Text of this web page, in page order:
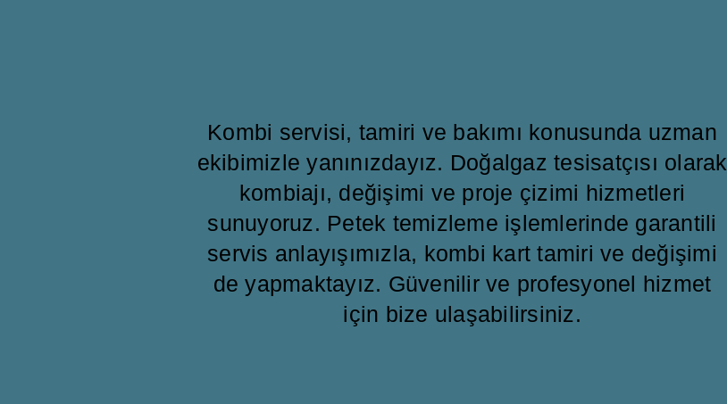
Kombi servisi, tamiri ve bakımı konusunda uzman
ekibimizle yanınızdayız. Doğalgaz tesisatçısı olarak
kombiajı, değişimi ve proje çizimi hizmetleri
sunuyoruz. Petek temizleme işlemlerinde garantili
servis anlayışımızla, kombi kart tamiri ve değişimi
de yapmaktayız. Güvenilir ve profesyonel hizmet
için bize ulaşabilirsiniz.